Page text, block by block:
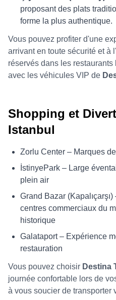
proposant des plats
forme la plus authentique.
Vous pouvez profiter d'une
arrivant en toute sécurité et à
réservés dans les
avec les véhicules VIP de
Shopping et
Istanbul
Zorlu Center – Marques
İstinyePark – Large
plein air
Grand Bazar
centres commerciaux du
historique
Galataport – Expérience
restauration
Vous pouvez choisir Destina
journée confortable lors de
à vous soucier de transporter